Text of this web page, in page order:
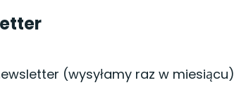
(wysyłamy raz w miesiącu)